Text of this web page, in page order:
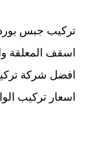
تركيب جبس
اسقف المعلقة
افضل شركة
اسعار تركيب